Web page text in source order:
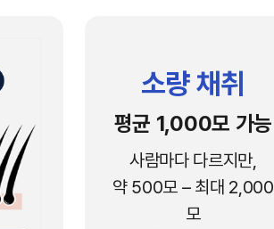
소량 채취
평균 1,000모 가능
사람마다 다르지만,
약 500모 – 최대 2,000
모